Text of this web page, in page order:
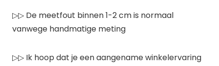
▷▷ De meetfout binnen 1-2 cm is normaal
vanwege handmatige meting
▷▷ Ik hoop dat je een aangename winkelervaring